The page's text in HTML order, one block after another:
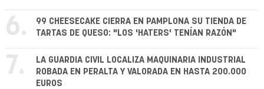
6.
99 CHEESECAKE CIERRA EN PAMPLONA SU TIENDA DE
TARTAS DE QUESO: "LOS 'HATERS' TENÍAN RAZÓN"
7.
LA GUARDIA CIVIL LOCALIZA MAQUINARIA INDUSTRIAL
ROBADA EN PERALTA Y VALORADA EN HASTA 200.000
EUROS